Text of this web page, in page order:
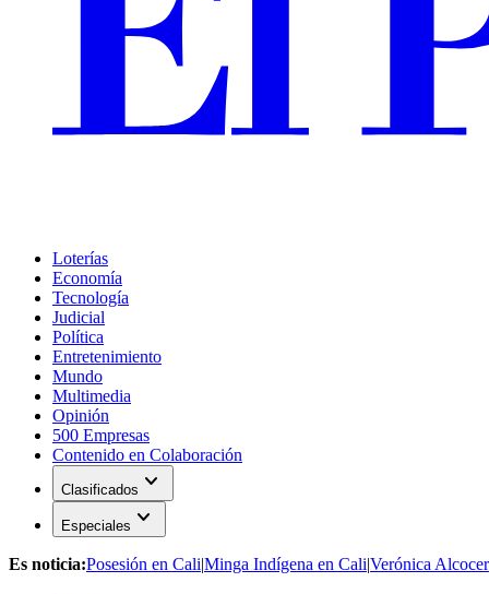
Loterías
Economía
Tecnología
Judicial
Política
Entretenimiento
Mundo
Multimedia
Opinión
500 Empresas
Contenido en Colaboración
Clasificados expand_more
Especiales expand_more
Es noticia:Posesión en Cali|Minga Indígena en Cali|Verónica Alcocer